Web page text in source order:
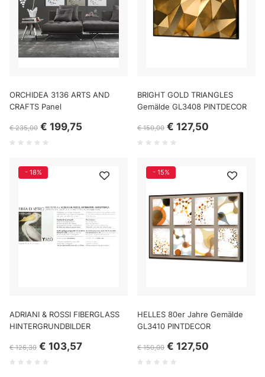
ORCHIDEA 3136 ARTS AND
CRAFTS Panel
€ 235,00 € 199,75
BRIGHT GOLD TRIANGLES
Gemälde GL3408 PINTDECOR
€ 150,00 € 127,50
- 18%
ADRIANI & ROSSI FIBERGLASS
HINTERGRUNDBILDER
€ 126,30 € 103,57
- 15%
HELLES 80er Jahre Gemälde
GL3410 PINTDECOR
€ 150,00 € 127,50